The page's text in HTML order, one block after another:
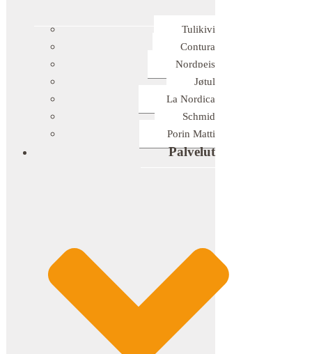
Tulikivi
Contura
Nordpeis
Jøtul
La Nordica
Schmid
Porin Matti
Palvelut